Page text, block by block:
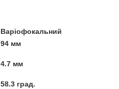
Варіофокальний
94 мм
4.7 мм
58.3 град.